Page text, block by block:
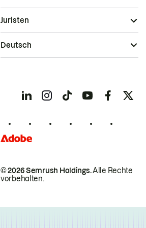
© 2026 Semrush Holdings.Alle Rechte
vorbehalten.
Juristen
Deutsch